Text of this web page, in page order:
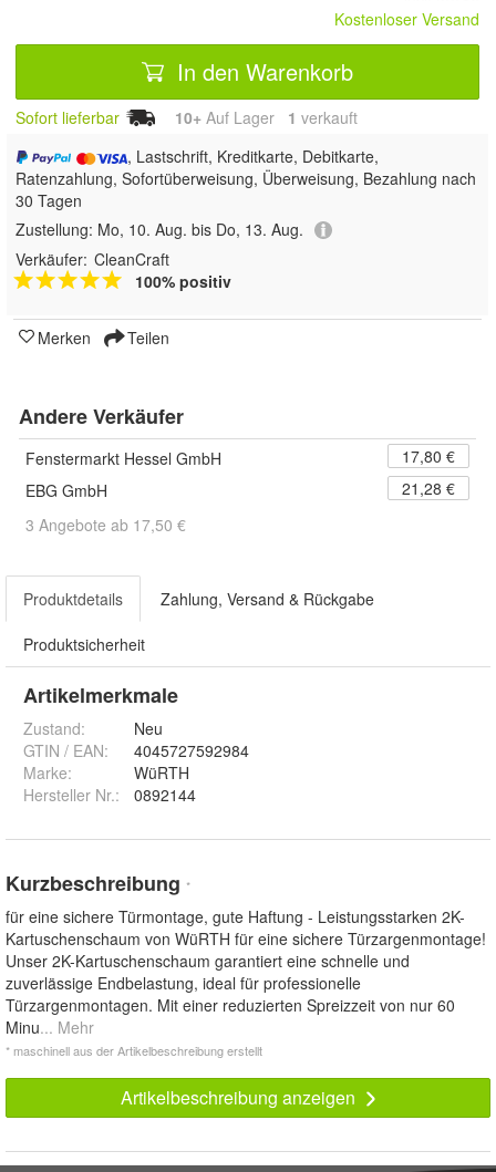
Kostenloser Versand
In den Warenkorb
Sofort lieferbar 10+ Auf Lager 1 verkauft
, Lastschrift, Kreditkarte, Debitkarte,
Ratenzahlung, Sofortüberweisung, Überweisung, Bezahlung nach
30 Tagen
Zustellung: Mo, 10. Aug. bis Do, 13. Aug.
Verkäufer: CleanCraft
100% positiv
Merken Teilen
Andere Verkäufer
Fenstermarkt Hessel GmbH
17,80 €
EBG GmbH
21,28 €
3 Angebote ab 17,50 €
Produktdetails Zahlung, Versand & Rückgabe
Produktsicherheit
Artikelmerkmale
Zustand:
Neu
GTIN / EAN:
4045727592984
Marke:
WüRTH
Hersteller Nr.:
0892144
Kurzbeschreibung *
für eine sichere Türmontage, gute Haftung - Leistungsstarken 2K-
Kartuschenschaum von WüRTH für eine sichere Türzargenmontage!
Unser 2K-Kartuschenschaum garantiert eine schnelle und
zuverlässige Endbelastung, ideal für professionelle
Türzargenmontagen. Mit einer reduzierten Spreizzeit von nur 60
Minu... Mehr
* maschinell aus der Artikelbeschreibung erstellt
Artikelbeschreibung anzeigen